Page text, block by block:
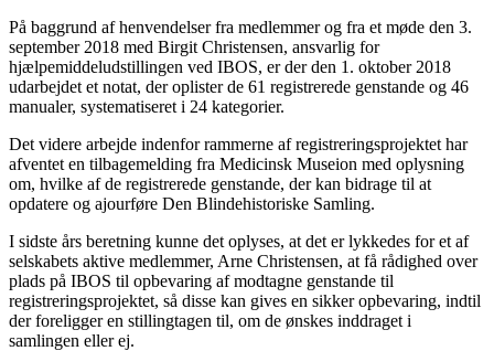
På baggrund af henvendelser fra medlemmer og fra et møde den 3.
september 2018 med Birgit Christensen, ansvarlig for
hjælpemiddeludstillingen ved IBOS, er der den 1. oktober 2018
udarbejdet et notat, der oplister de 61 registrerede genstande og 46
manualer, systematiseret i 24 kategorier.
Det videre arbejde indenfor rammerne af registreringsprojektet har
afventet en tilbagemelding fra Medicinsk Museion med oplysning
om, hvilke af de registrerede genstande, der kan bidrage til at
opdatere og ajourføre Den Blindehistoriske Samling.
I sidste års beretning kunne det oplyses, at det er lykkedes for et af
selskabets aktive medlemmer, Arne Christensen, at få rådighed over
plads på IBOS til opbevaring af modtagne genstande til
registreringsprojektet, så disse kan gives en sikker opbevaring, indtil
der foreligger en stillingtagen til, om de ønskes inddraget i
samlingen eller ej.